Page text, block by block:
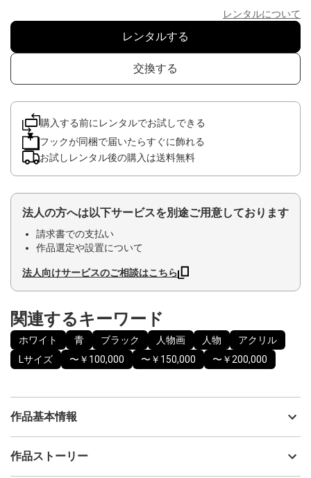
レンタルについて
レンタルする
交換する
購入する前にレンタルでお試しできる
フックが同梱で届いたらすぐに飾れる
お試しレンタル後の購入は送料無料
法人の方へは以下サービスを別途ご用意しております
請求書での支払い
作品選定や設置について
法人向けサービスのご相談はこちら
関連するキーワード
ホワイト 青 ブラック 人物画 人物
アクリル
Lサイズ
〜￥100,000 〜￥150,000 〜￥200,000
作品基本情報
出品者
作品ストーリー